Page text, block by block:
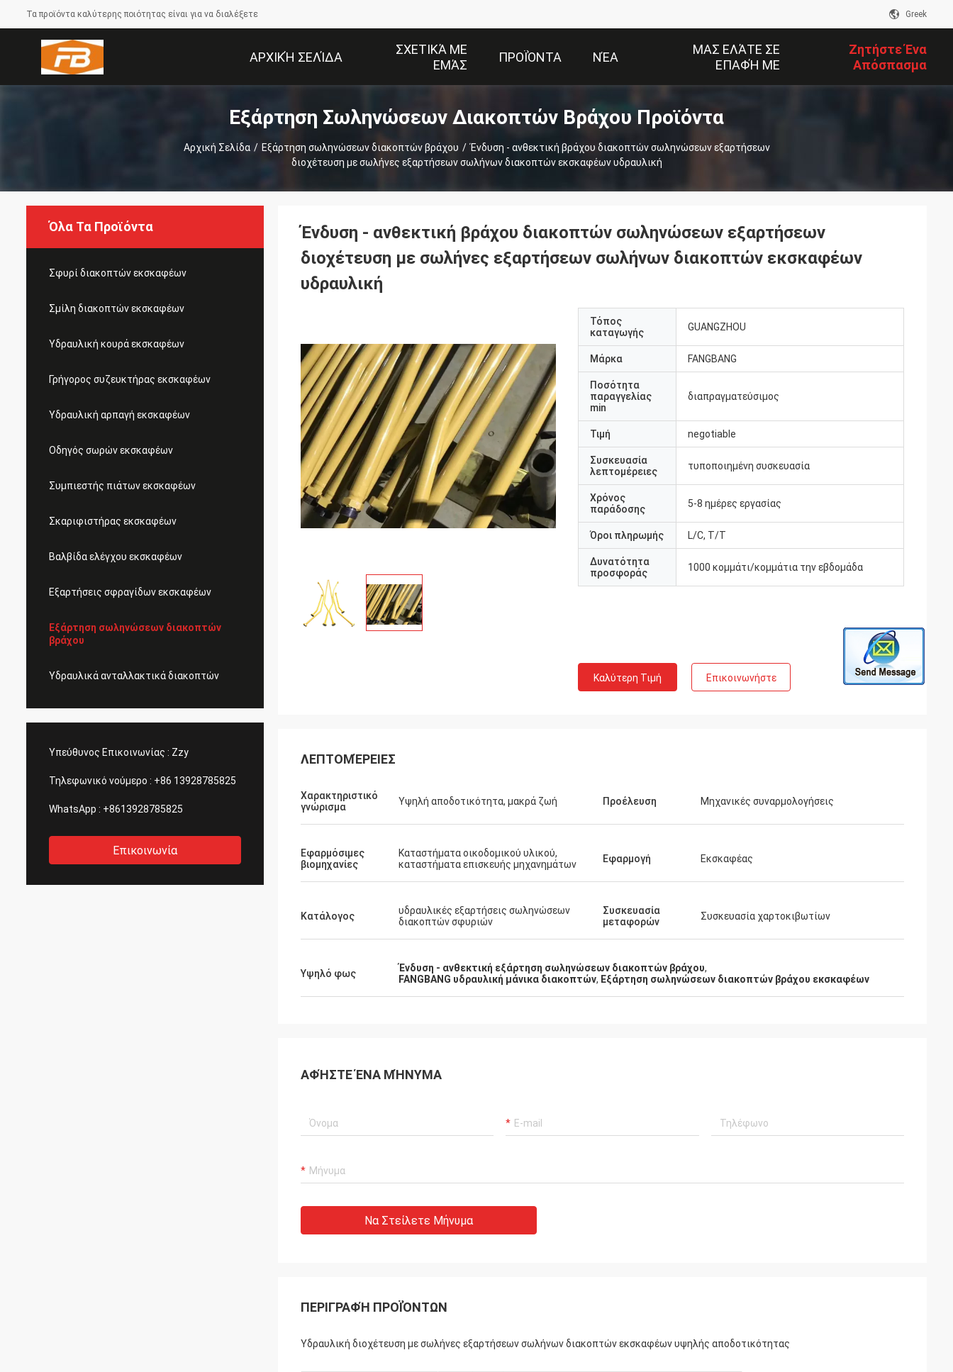
Τα προϊόντα καλύτερης ποιότητας είναι για να διαλέξετε Greek
ΑΡΧΙΚΉ ΣΕΛΊΔΑ
ΣΧΕΤΙΚΆ ΜΕ
ΕΜΆΣ
ΠΡΟΪΌΝΤΑ ΝΈΑ
ΜΑΣ ΕΛΆΤΕ ΣΕ
ΕΠΑΦΉ ΜΕ
Ζητήστε Ένα
Απόσπασμα
Εξάρτηση Σωληνώσεων Διακοπτών Βράχου Προϊόντα
Αρχική Σελίδα / Εξάρτηση σωληνώσεων διακοπτών βράχου / Ένδυση - ανθεκτική βράχου διακοπτών σωληνώσεων εξαρτήσεων
διοχέτευση με σωλήνες εξαρτήσεων σωλήνων διακοπτών εκσκαφέων υδραυλική
Όλα Τα Προϊόντα
Σφυρί διακοπτών εκσκαφέων
Σμίλη διακοπτών εκσκαφέων
Υδραυλική κουρά εκσκαφέων
Γρήγορος συζευκτήρας εκσκαφέων
Υδραυλική αρπαγή εκσκαφέων
Οδηγός σωρών εκσκαφέων
Συμπιεστής πιάτων εκσκαφέων
Σκαριφιστήρας εκσκαφέων
Βαλβίδα ελέγχου εκσκαφέων
Εξαρτήσεις σφραγίδων εκσκαφέων
Εξάρτηση σωληνώσεων διακοπτών
βράχου
Υδραυλικά ανταλλακτικά διακοπτών
Υπεύθυνος Επικοινωνίας : Zzy
Τηλεφωνικό νούμερο : +86 13928785825
WhatsApp : +8613928785825
Επικοινωνία
Ένδυση - ανθεκτική βράχου διακοπτών σωληνώσεων εξαρτήσεων
διοχέτευση με σωλήνες εξαρτήσεων σωλήνων διακοπτών εκσκαφέων
υδραυλική
Τόπος
καταγωγής
GUANGZHOU
Μάρκα FANGBANG
Ποσότητα
παραγγελίας
min
διαπραγματεύσιμος
Τιμή negotiable
Συσκευασία
λεπτομέρειες
τυποποιημένη συσκευασία
Χρόνος
παράδοσης
5-8 ημέρες εργασίας
Όροι πληρωμής L/C, T/T
Δυνατότητα
προσφοράς
1000 κομμάτι/κομμάτια την εβδομάδα
Καλύτερη Τιμή Επικοινωνήστε
ΛΕΠΤΟΜΈΡΕΙΕΣ
Χαρακτηριστικό
γνώρισμα
Υψηλή αποδοτικότητα, μακρά ζωή Προέλευση Μηχανικές συναρμολογήσεις
Εφαρμόσιμες
βιομηχανίες
Καταστήματα οικοδομικού υλικού,
καταστήματα επισκευής μηχανημάτων
Εφαρμογή Εκσκαφέας
Κατάλογος
υδραυλικές εξαρτήσεις σωληνώσεων
διακοπτών σφυριών
Συσκευασία
μεταφορών
Συσκευασία χαρτοκιβωτίων
Υψηλό φως Ένδυση - ανθεκτική εξάρτηση σωληνώσεων διακοπτών βράχου,
FANGBANG υδραυλική μάνικα διακοπτών, Εξάρτηση σωληνώσεων διακοπτών βράχου εκσκαφέων
ΑΦΉΣΤΕ ΈΝΑ ΜΉΝΥΜΑ
Να Στείλετε Μήνυμα
ΠΕΡΙΓΡΑΦΉ ΠΡΟΪΌΝΤΩΝ
Υδραυλική διοχέτευση με σωλήνες εξαρτήσεων σωλήνων διακοπτών εκσκαφέων υψηλής αποδοτικότητας